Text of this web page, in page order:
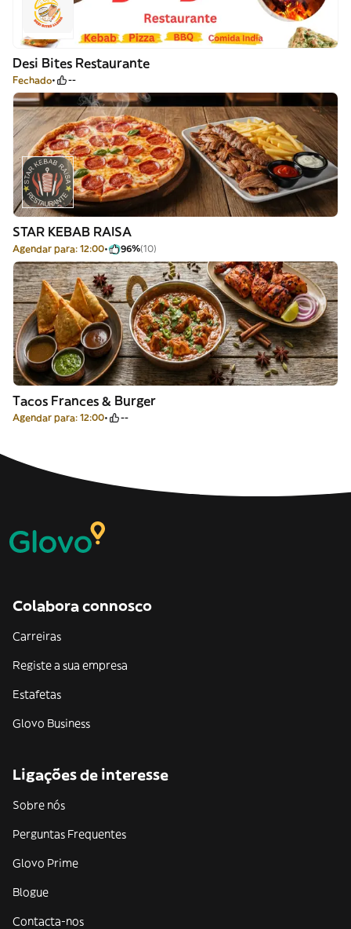
Desi Bites Restaurante
Fechado --
STAR KEBAB RAISA
Agendar para: 12:00 96%(10)
Tacos Frances & Burger
Agendar para: 12:00 --
Colabora connosco
Carreiras
Registe a sua empresa
Estafetas
Glovo Business
Ligações de interesse
Sobre nós
Perguntas Frequentes
Glovo Prime
Blogue
Contacta-nos